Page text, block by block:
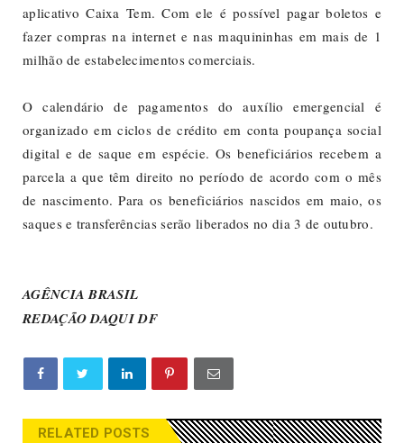
aplicativo Caixa Tem. Com ele é possível pagar boletos e
fazer compras na internet e nas maquininhas em mais de 1
milhão de estabelecimentos comerciais.
O calendário de pagamentos do auxílio emergencial é
organizado em ciclos de crédito em conta poupança social
digital e de saque em espécie. Os beneficiários recebem a
parcela a que têm direito no período de acordo com o mês
de nascimento. Para os beneficiários nascidos em maio, os
saques e transferências serão liberados no dia 3 de outubro.
AGÊNCIA BRASIL
REDAÇÃO DAQUI DF
RELATED POSTS